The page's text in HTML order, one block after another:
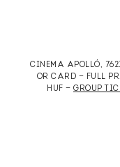
CINEMA APOLLÓ,
OR CARD — FULL
HUF — GROUP